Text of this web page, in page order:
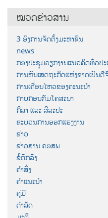
ໝວດຂ່າວສານ
3 ອົງການຈັດຕັ້ງມະຫາຊົນ
news
ກອງປະຊຸມວຽກງານແນວຄິດທົ່ວປະ
ການຫັນເສດຖະກິດແຫ່ງຊາດເປັນ
ການເຄື່ອນໄຫວຂອງຄະນະນຳ
ກາບກອນກົມໂຄສະນາ
ກິລາ ແລະ ສິລະປະ
ຂະບວນການອອກແຮງງານ
ຂ່າວ
ຂ່າວສານ ຄອສພ
ຂໍ້ຕົກລົງ
ຄຳສັ່ງ
ຄຳແນະນຳ
ຄູ່ມື
ດຳລັດ